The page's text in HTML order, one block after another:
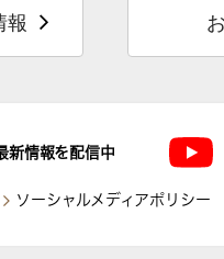
報
新情報を配信中
ソーシャルメディアポリシー